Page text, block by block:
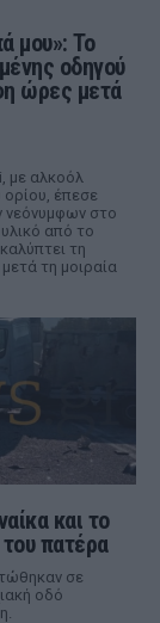
μου»: Το
οδηγού
ώρες μετά
με αλκοόλ
ορίου, έπεσε
στο
από το
τη
τη μοιραία
και το
πατέρα
σε
οδό